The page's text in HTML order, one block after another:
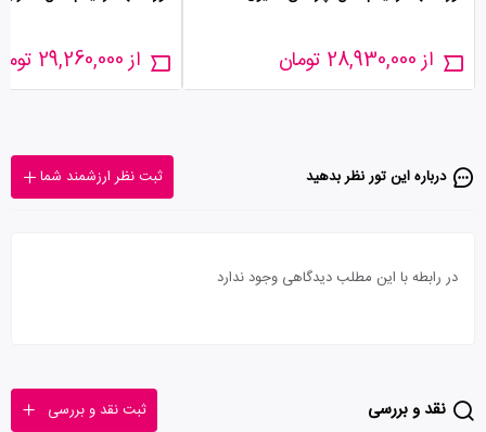
از 28,930,000 تومان از 29,260,000 تومان
درباره این تور‌ نظر بدهید ثبت نظر ارزشمند شما
در رابطه با این مطلب دیدگاهی وجود ندارد
نقد و بررسی ثبت نقد و بررسی